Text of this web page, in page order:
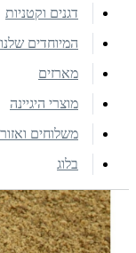
דגנים וקטניות
המיוחדים שלנו
מארזים
מוצרי היגיינה
משלוחים
בלוג